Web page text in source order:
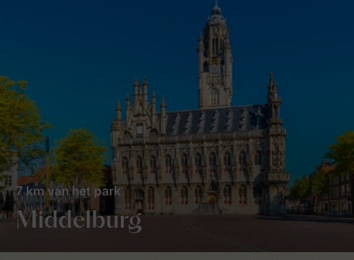
Middelburg
7 km van het park